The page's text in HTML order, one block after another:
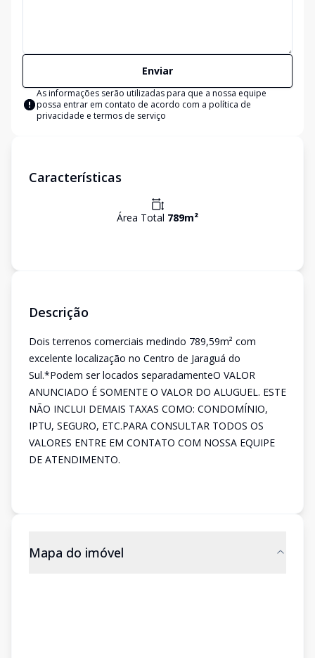
Enviar
As informações serão utilizadas para que a nossa equipe
possa entrar em contato de acordo com a política de
privacidade e termos de serviço
Características
Área Total 789m²
Descrição
Dois terrenos comerciais medindo 789,59m² com
excelente localização no Centro de Jaraguá do
Sul.*Podem ser locados separadamenteO VALOR
ANUNCIADO É SOMENTE O VALOR DO ALUGUEL. ESTE
NÃO INCLUI DEMAIS TAXAS COMO: CONDOMÍNIO,
IPTU, SEGURO, ETC.PARA CONSULTAR TODOS OS
VALORES ENTRE EM CONTATO COM NOSSA EQUIPE
DE ATENDIMENTO.
Mapa do imóvel